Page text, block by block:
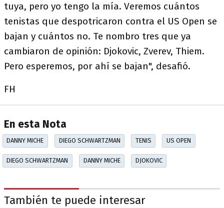
tuya, pero yo tengo la mía. Veremos cuántos
tenistas que despotricaron contra el US Open se
bajan y cuántos no. Te nombro tres que ya
cambiaron de opinión: Djokovic, Zverev, Thiem.
Pero esperemos, por ahí se bajan", desafió.
FH
En esta Nota
DANNY MICHE DIEGO SCHWARTZMAN TENIS US OPEN
DIEGO SCHWARTZMAN DANNY MICHE DJOKOVIC
También te puede interesar